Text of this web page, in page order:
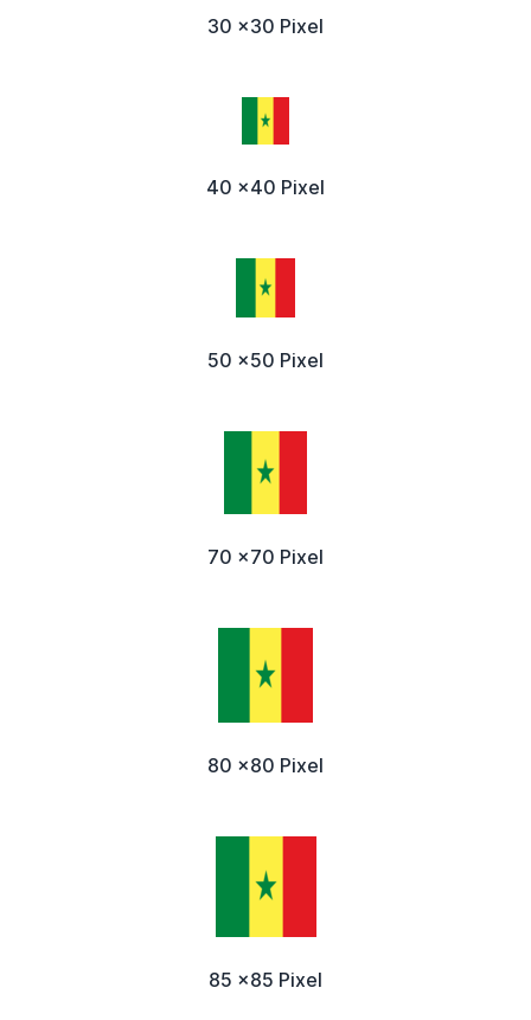
30 x30 Pixel
40 x40 Pixel
50 x50 Pixel
70 x70 Pixel
80 x80 Pixel
85 x85 Pixel